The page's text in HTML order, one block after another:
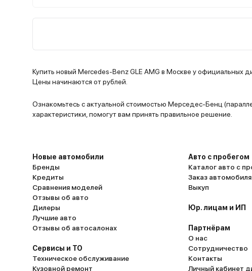
Купить новый Mercedes-Benz GLE AMG в Москве у официальных
Цены начинаются от рублей.
Ознакомьтесь с актуальной стоимостью Мерседес-Бенц
характеристики, помогут вам принять правильное решение.
Новые автомобили
Бренды
Кредиты
Сравнения моделей
Отзывы об авто
Дилеры
Лучшие авто
Отзывы об автосалонах
Сервисы и ТО
Техническое обслуживание
Кузовной ремонт
Авто с пробегом
Каталог авто с
Заказ автомобиля
Выкуп
Юр. лицам и ИП
Партнёрам
О нас
Сотрудничество
Контакты
Личный кабинет